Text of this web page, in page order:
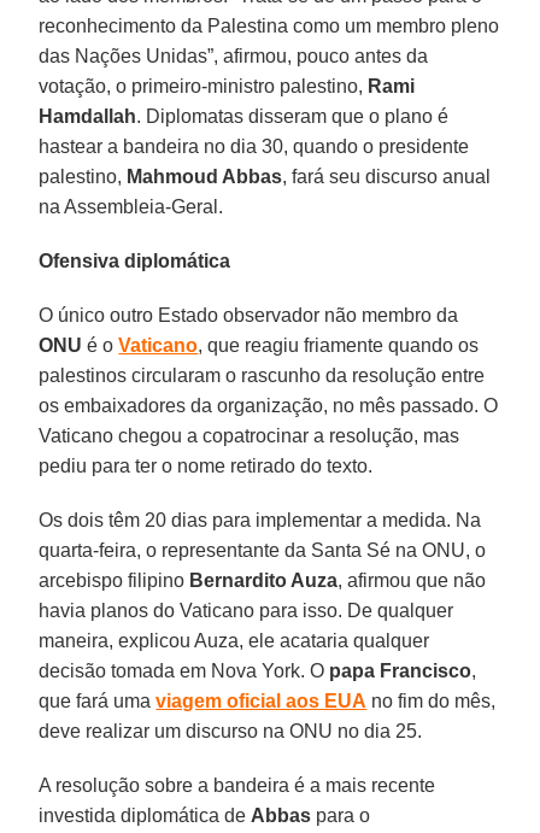
reconhecimento da Palestina como um membro pleno
das Nações Unidas”, afirmou, pouco antes da
votação, o primeiro-ministro palestino, Rami
Hamdallah. Diplomatas disseram que o plano é
hastear a bandeira no dia 30, quando o presidente
palestino, Mahmoud Abbas, fará seu discurso anual
na Assembleia-Geral.
Ofensiva diplomática
O único outro Estado observador não membro da
ONU é oVaticano, que reagiu friamente quando os
palestinos circularam o rascunho da resolução entre
os embaixadores da organização, no mês passado. O
Vaticano chegou a copatrocinar a resolução, mas
pediu para ter o nome retirado do texto.
Os dois têm 20 dias para implementar a medida. Na
quarta-feira, o representante da Santa Sé na ONU, o
arcebispo filipino Bernardito Auza, afirmou que não
havia planos do Vaticano para isso. De qualquer
maneira, explicou Auza, ele acataria qualquer
decisão tomada em Nova York. O papa Francisco,
que fará umaviagem oficial aos EUA no fim do mês,
deve realizar um discurso na ONU no dia 25.
A resolução sobre a bandeira é a mais recente
investida diplomática de Abbas para o